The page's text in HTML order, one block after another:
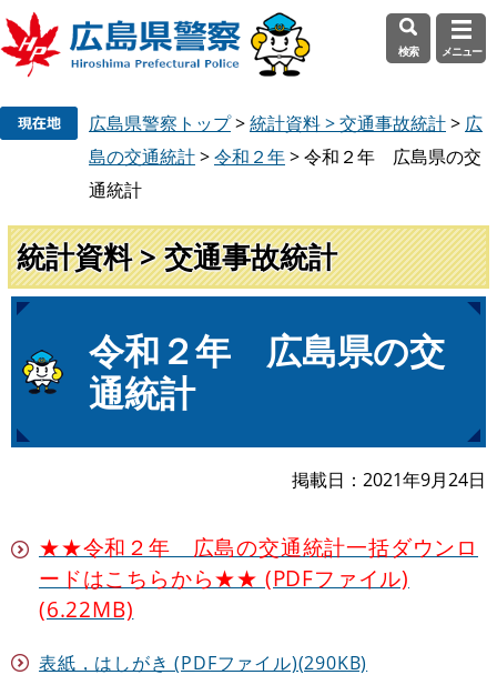
頭
で
す
。
飛
ば
し
て
検索 メニュー
広島県警察トップ>統計資料 > 交通事故統計> 広
島の交通統計>令和２年>令和２年 広島県の交
通統計
統計資料 > 交通事故統計
文
令和２年 広島県の交
通統計
掲載日 2021年9月24日
★★令和２年 広島の交通統計一括ダウンロ
ードはこちらから★★ (PDFファイル)
(6.22MB)
表紙，はしがき (PDFファイル)(290KB)